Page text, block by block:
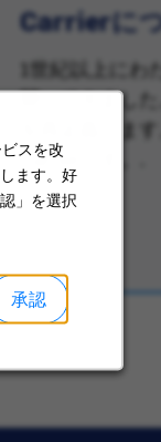
スを改
ます。好
」を選択
承認
Carrierに
1世紀以上にわ
開いてきまし
を再定義しま
Carrierです。.